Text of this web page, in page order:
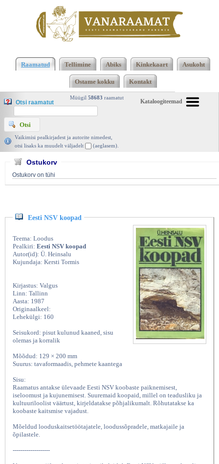
koopad, Ü. Heinsalu, Valgus 1987 | vanaraamat. ee
Raamatud Tellimine Abiks Kinkekaart Asukoht
Ostame kokku Kontakt
Kataloogiteemad
Müügil 58683 raamatut
Otsi raamatut
Vaikimisi pealkirjadest ja autorite nimedest,
otsi lisaks ka muudelt väljadelt
(aeglasem).
Ostukorv
Ostukorv on tühi
Eesti NSV koopad
Teema: Loodus
Pealkiri: Eesti NSV koopad
Autor(id): Ü. Heinsalu
Kujundaja: Kersti Tormis
Kirjastus: Valgus
Linn: Tallinn
Aasta: 1987
Originaalkeel:
Lehekülgi: 160
Seisukord: pisut kulunud kaaned, sisu
olemas ja korralik
Mõõdud: 129 × 200 mm
Suurus: tavaformaadis, pehmete kaantega
Sisu:
Raamatus antakse ülevaade Eesti NSV koobaste paiknemisest,
iseloomust ja kujunemisest. Suuremaid koopaid, millel on teadusliku ja
kultuuriloolist väärtust, kirjeldatakse põhjalikumalt. Rõhutatakse ka
koobaste kaitsmise vajadust.
Mõeldud looduskaitsetöötajatele, loodussõpradele, matkajaile ja
õpilastele.
-------------------